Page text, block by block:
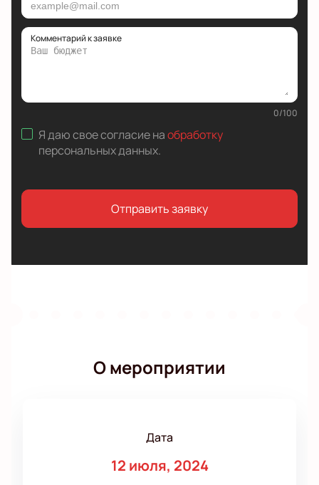
Комментарий к заявке
0/100
Я даю свое согласие наобработку
персональных данных.
Отправить заявку
О мероприятии
Дата
12 июля, 2024